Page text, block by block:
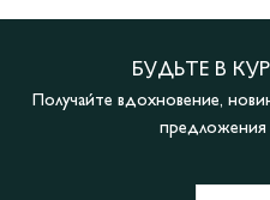
БУДЬТЕ В
Получайте вдохновение,
предложения